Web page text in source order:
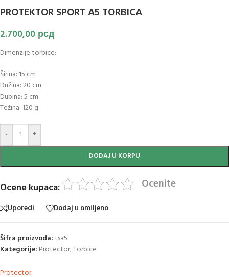
PROTEKTOR SPORT A5 TORBICA
2.700,00 рсд
Dimenzije torbice:
Širina: 15 cm
Dužina: 20 cm
Dubina: 5 cm
Težina: 120 g
- +
DODAJ U KORPU
Ocene kupaca: Ocenite
Uporedi Dodaj u omiljeno
Šifra proizvoda:tsa5
Kategorije: Protector,Torbice
Protector